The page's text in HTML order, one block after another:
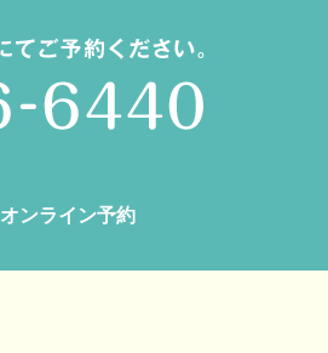
オンライン予約